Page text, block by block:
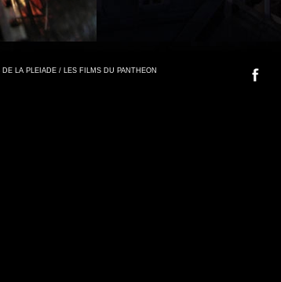
LA PLEIADE / LES FILMS DU PANTHEON